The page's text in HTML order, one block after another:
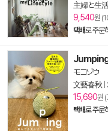
主婦と生
9,540원
택배로 주문
モコゾウ
文藝春秋
15,690원
택배로 주문